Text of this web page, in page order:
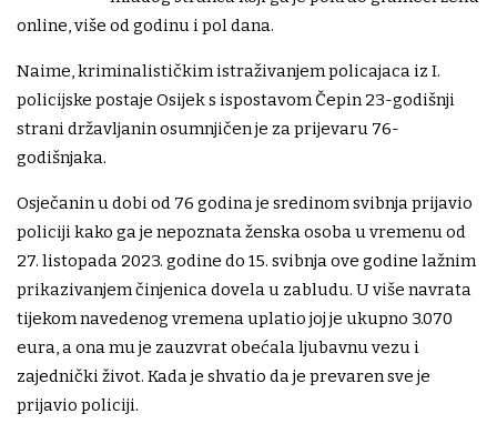
online, više od godinu i pol dana.
Naime, kriminalističkim istraživanjem policajaca iz I.
policijske postaje Osijek s ispostavom Čepin 23-godišnji
strani državljanin osumnjičen je za prijevaru 76-
godišnjaka.
Osječanin u dobi od 76 godina je sredinom svibnja prijavio
policiji kako ga je nepoznata ženska osoba u vremenu od
27. listopada 2023. godine do 15. svibnja ove godine lažnim
prikazivanjem činjenica dovela u zabludu. U više navrata
tijekom navedenog vremena uplatio joj je ukupno 3.070
eura, a ona mu je zauzvrat obećala ljubavnu vezu i
zajednički život. Kada je shvatio da je prevaren sve je
prijavio policiji.